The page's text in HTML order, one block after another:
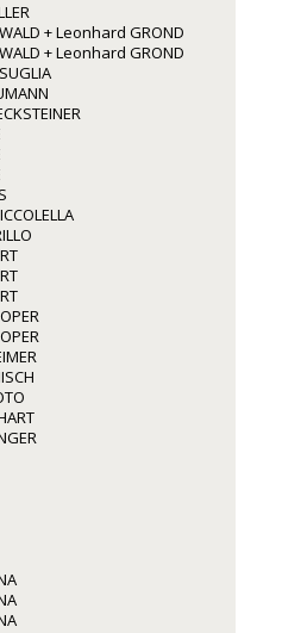
+ Leonhard GROND
+ Leonhard GROND